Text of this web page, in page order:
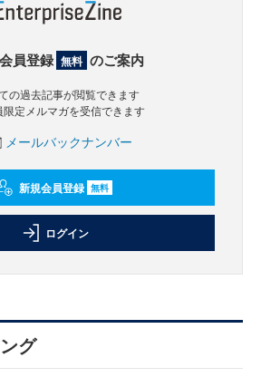
員登録 無料 のご案内
の過去記事が閲覧できます
限定メルマガを受信できます
メールバックナンバー
新規会員登録 無料
ログイン
グ